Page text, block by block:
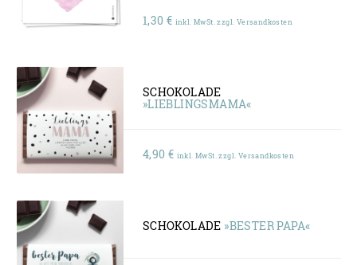
1,30 € inkl. MwSt. zzgl. Versandkosten
SCHOKOLADE
»LIEBLINGSMAMA«
4,90 € inkl. MwSt. zzgl. Versandkosten
SCHOKOLADE »BESTER PAPA«